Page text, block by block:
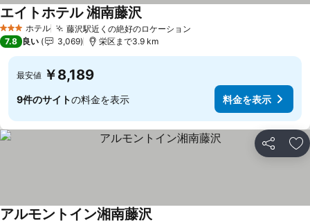
3 ホテルのランク
ホテル 藤沢駅近くの絶好のロケーション
エイトホテル 湘南藤沢
7.8 良い 3,069 栄区まで3.9 km
最安値 ￥8,189
9件のサイトの料金を表示 料金を表示
シェア お
アルモントイン湘南藤沢